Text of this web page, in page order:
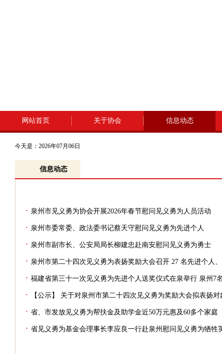
网站首页 关于协会 信息动态
今天是：2026年07月06日
信息动态
· 泉州市见义勇为协会开展2026年春节慰问见义勇为人员活动
· 泉州市委常委、政法委书记蔡天守慰问见义勇为先进个人
· 泉州市副市长、公安局局长柳建忠赴南安慰问见义勇为勇士
· 泉州市第二十四次见义勇为表扬奖励大会召开 27 名先进个人
· 福建省第三十一次见义勇为先进个人送奖仪式在泉举行 泉州7
· 【公示】 关于对泉州市第二十四次见义勇为奖励大会拟表扬
· 省、市发放见义勇为帮扶金及助学金近50万元惠及60多个家庭
· 省见义勇为基金会理事长李应良一行赴泉州慰问见义勇为牺牲